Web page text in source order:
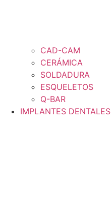
CAD-CAM
CERÁMICA
SOLDADURA
ESQUELETOS
Q-BAR
IMPLANTES DENTALES